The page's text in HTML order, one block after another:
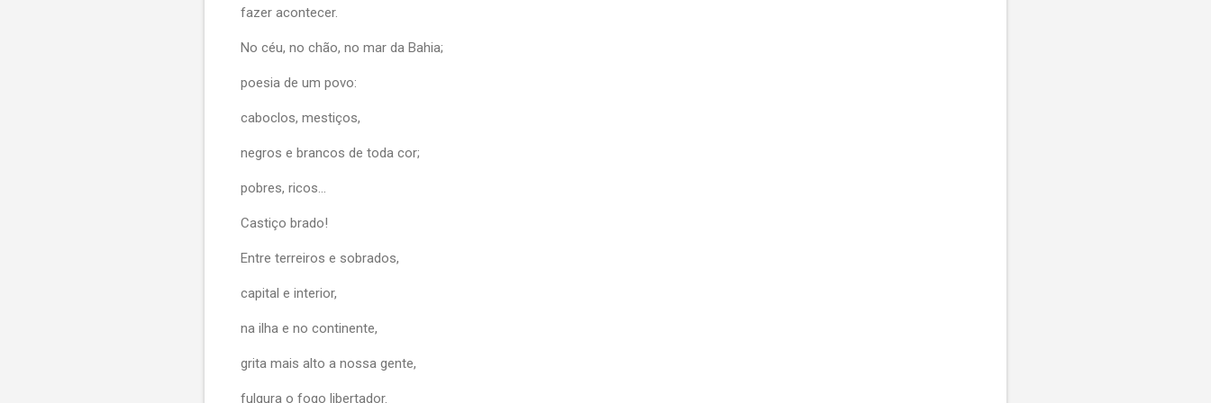
fazer acontecer.
No céu, no chão, no mar da Bahia;
poesia de um povo:
caboclos, mestiços,
negros e brancos de toda cor;
pobres, ricos…
Castiço brado!
Entre terreiros e sobrados,
capital e interior,
na ilha e no continente,
grita mais alto a nossa gente,
fulgura o fogo libertador.